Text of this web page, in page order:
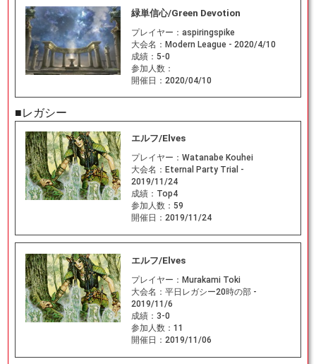
緑単信心/Green Devotion
プレイヤー： aspiringspike
大会名： Modern League - 2020/4/10
成績： 5-0
参加人数：
開催日： 2020/04/10
■レガシー
エルフ/Elves
プレイヤー： Watanabe Kouhei
大会名： Eternal Party Trial -
2019/11/24
成績： Top4
参加人数： 59
開催日： 2019/11/24
エルフ/Elves
プレイヤー： Murakami Toki
大会名： 平日レガシー20時の部 -
2019/11/6
成績： 3-0
参加人数： 11
開催日： 2019/11/06